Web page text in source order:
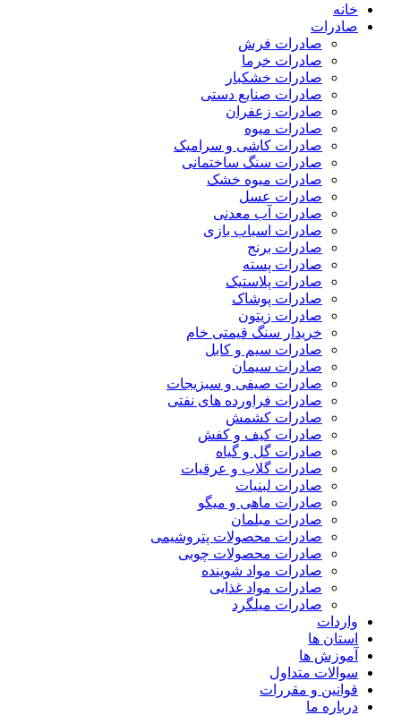
خانه
صادرات
صادرات فرش
صادرات خرما
صادرات خشکبار
صادرات صنایع دستی
صادرات زعفران
صادرات میوه
صادرات کاشی و سرامیک
صادرات سنگ ساختمانی
صادرات میوه خشک
صادرات عسل
صادرات آب معدنی
صادرات اسباب بازی
صادرات برنج
صادرات پسته
صادرات پلاستیک
صادرات پوشاک
صادرات زیتون
خریدار سنگ قیمتی خام
صادرات سیم و کابل
صادرات سیمان
صادرات صیفی و سبزیجات
صادرات فراورده های نفتی
صادرات کشمش
صادرات کیف و کفش
صادرات گل و گیاه
صادرات گلاب و عرقیات
صادرات لبنیات
صادرات ماهی و میگو
صادرات مبلمان
صادرات محصولات پتروشیمی
صادرات محصولات چوبی
صادرات مواد شوینده
صادرات مواد غذایی
صادرات میلگرد
واردات
استان ها
آموزش ها
سوالات متداول
قوانین و مقررات
درباره ما